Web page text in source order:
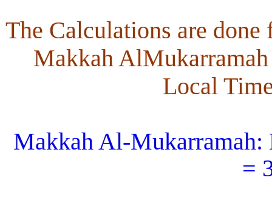
The Calculations are
Makkah
Local
Makkah Al-
=